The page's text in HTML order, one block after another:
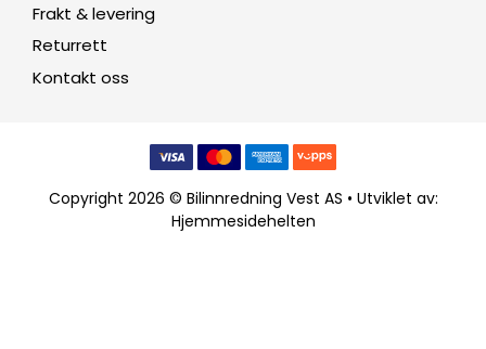
Frakt & levering
Returrett
Kontakt oss
Copyright 2026 © Bilinnredning Vest AS • Utviklet av:
Hjemmesidehelten